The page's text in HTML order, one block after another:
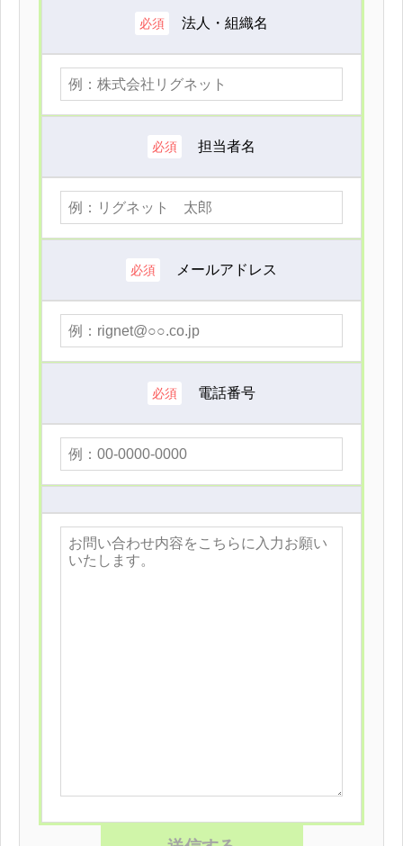
必須 法人・組織名
必須 担当者名
必須 メールアドレス
必須 電話番号